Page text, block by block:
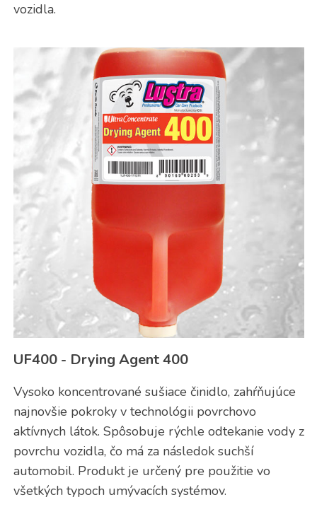
vozidla.
UF400 - Drying Agent 400
Vysoko koncentrované sušiace činidlo, zahŕňujúce
najnovšie pokroky v technológii povrchovo
aktívnych látok. Spôsobuje rýchle odtekanie vody z
povrchu vozidla, čo má za následok suchší
automobil. Produkt je určený pre použitie vo
všetkých typoch umývacích systémov.